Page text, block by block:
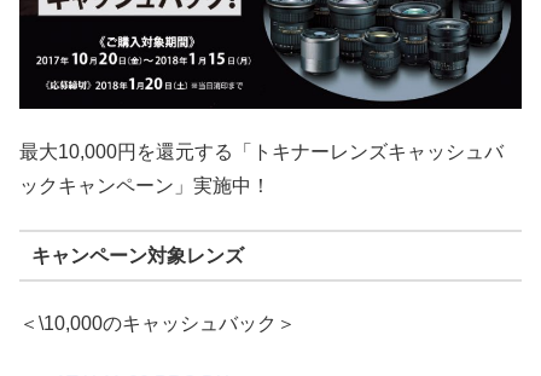
最大10,000円を還元する「トキナーレンズキャッシュバ
ックキャンペーン」実施中！
キャンペーン対象レンズ
＜\10,000のキャッシュバック＞